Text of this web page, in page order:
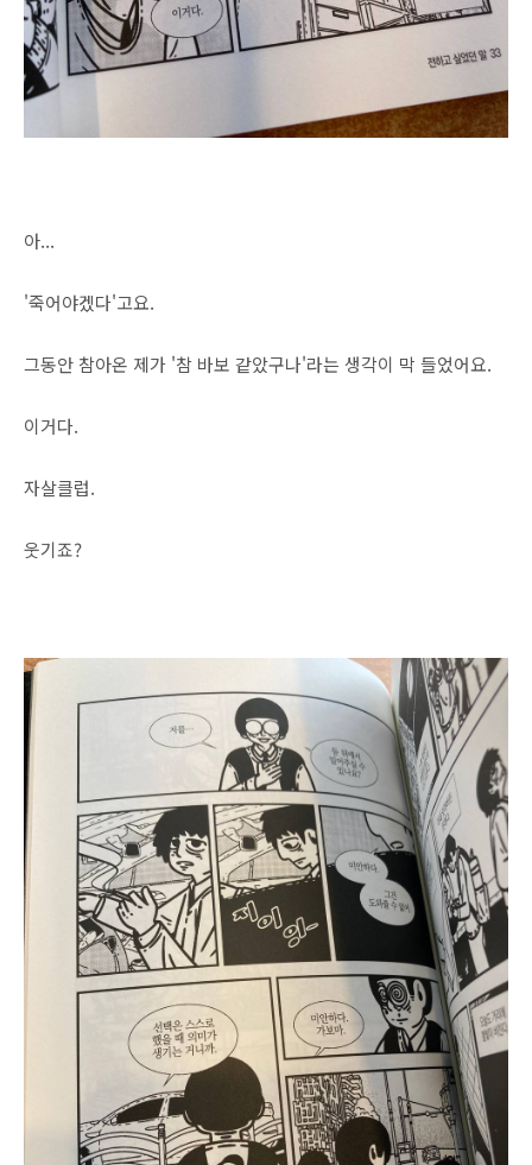
아...
'죽어야겠다'고요.
그동안 참아온 제가 '참 바보 같았구나'라는 생각이 막 들었어요.
이거다.
자살클럽.
웃기죠?